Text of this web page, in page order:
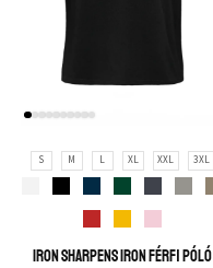
S M L XL XXL 3XL
Iron sharpens iron férfi póló